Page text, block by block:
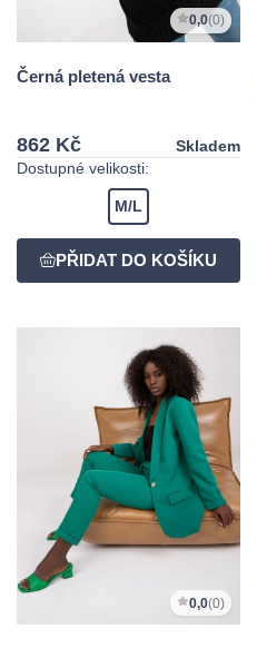
0,0(0)
Černá pletená vesta
862 Kč
Skladem
Dostupné velikosti:
M/L
0,0(0)